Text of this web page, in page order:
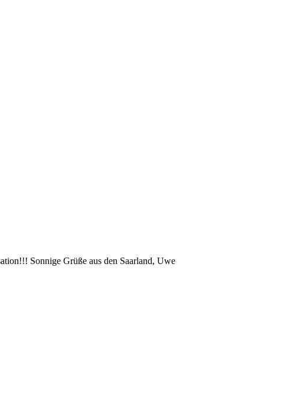
Sonnige Grüße aus den Saarland, Uwe